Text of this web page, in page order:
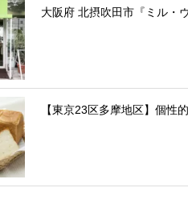
大阪府 北摂吹田市『ミル・
【東京23区多摩地区】個性